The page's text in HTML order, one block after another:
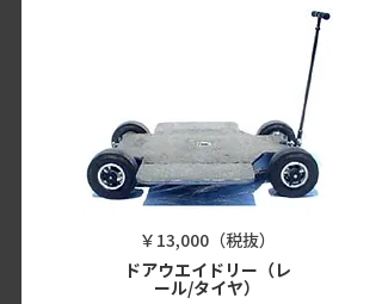
￥13,000（税抜）
ドアウエイドリー（レ
ール/タイヤ）